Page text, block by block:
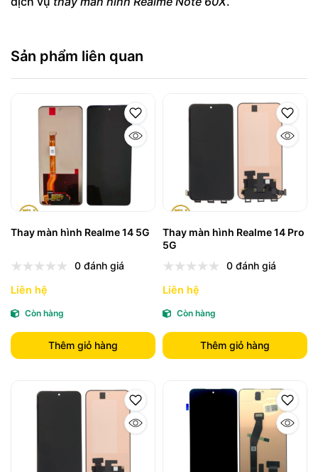
Sản phẩm liên quan
Thay màn hình Realme 14 5G
0 đánh giá
Liên hệ
Còn hàng
Thêm giỏ hàng
Thay màn hình Realme 14 Pro
5G
0 đánh giá
Liên hệ
Còn hàng
Thêm giỏ hàng